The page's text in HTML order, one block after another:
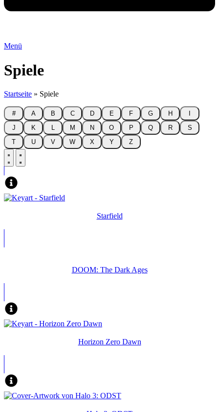
Menü
Spiele
Startseite » Spiele
# A B C D E F G H
J
K M N O P Q R
S
T
U V W X Y Z
Starfield
DOOM: The Dark Ages
Horizon Zero Dawn